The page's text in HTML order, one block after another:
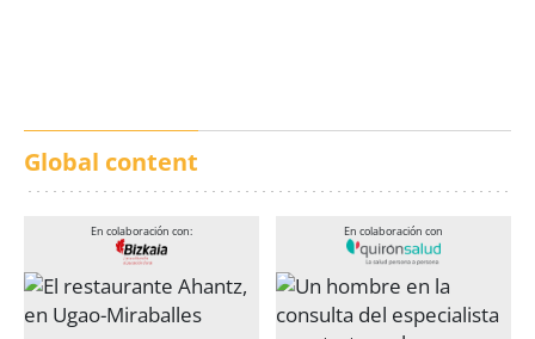
Global content
En colaboración con: En colaboración con